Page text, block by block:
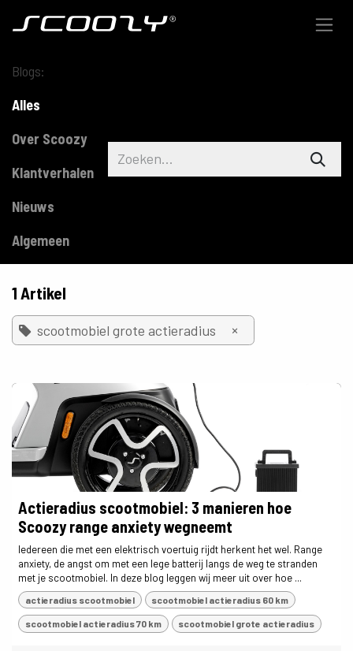
Blogs:
Alles
Over Scoozy
Klantverhalen
Nieuws
Algemeen
1 Artikel
scootmobiel grote actieradius ×
Actieradius scootmobiel: 3 manieren hoe
Scoozy range anxiety wegneemt
Iedereen die met een elektrisch voertuig rijdt herkent het wel. Range
anxiety, de angst om met een lege batterij langs de weg te stranden
met je scootmobiel. In deze blog leggen wij meer uit over hoe ...
actieradius scootmobiel scootmobiel actieradius 60 km
scootmobiel actieradius 70 km scootmobiel grote actieradius